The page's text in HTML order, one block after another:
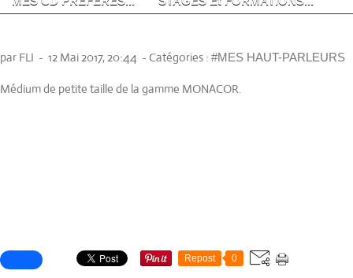
par FLI - 12 Mai 2017, 20:44 - Catégories : #MES HAUT-PARLEURS
Médium de petite taille de la gamme MONACOR.
Repost 0